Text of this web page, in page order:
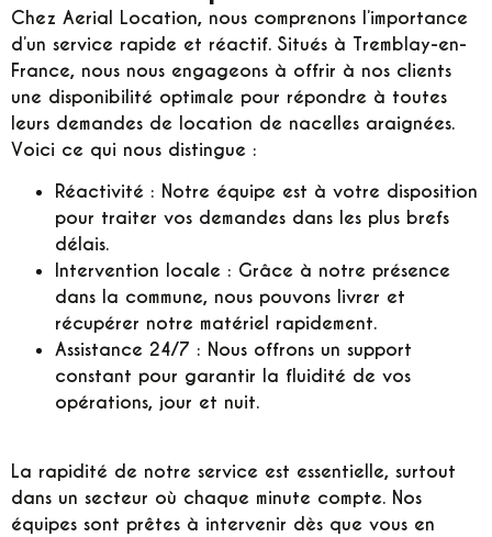
Chez Aerial Location, nous comprenons l’importance
d’un service rapide et réactif. Situés à Tremblay-en-
France, nous nous engageons à offrir à nos clients
une disponibilité optimale pour répondre à toutes
leurs demandes de location de nacelles araignées.
Voici ce qui nous distingue :
Réactivité : Notre équipe est à votre disposition
pour traiter vos demandes dans les plus brefs
délais.
Intervention locale : Grâce à notre présence
dans la commune, nous pouvons livrer et
récupérer notre matériel rapidement.
Assistance 24/7 : Nous offrons un support
constant pour garantir la fluidité de vos
opérations, jour et nuit.
La rapidité de notre service est essentielle, surtout
dans un secteur où chaque minute compte. Nos
équipes sont prêtes à intervenir dès que vous en